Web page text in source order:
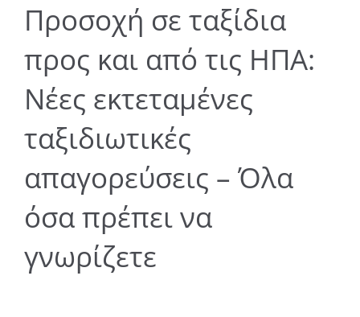
Προσοχή σε ταξίδια
προς και από τις ΗΠΑ:
Νέες εκτεταμένες
ταξιδιωτικές
απαγορεύσεις – Όλα
όσα πρέπει να
γνωρίζετε